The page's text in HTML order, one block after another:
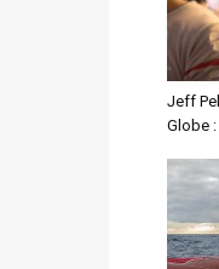
Jeff
Globe